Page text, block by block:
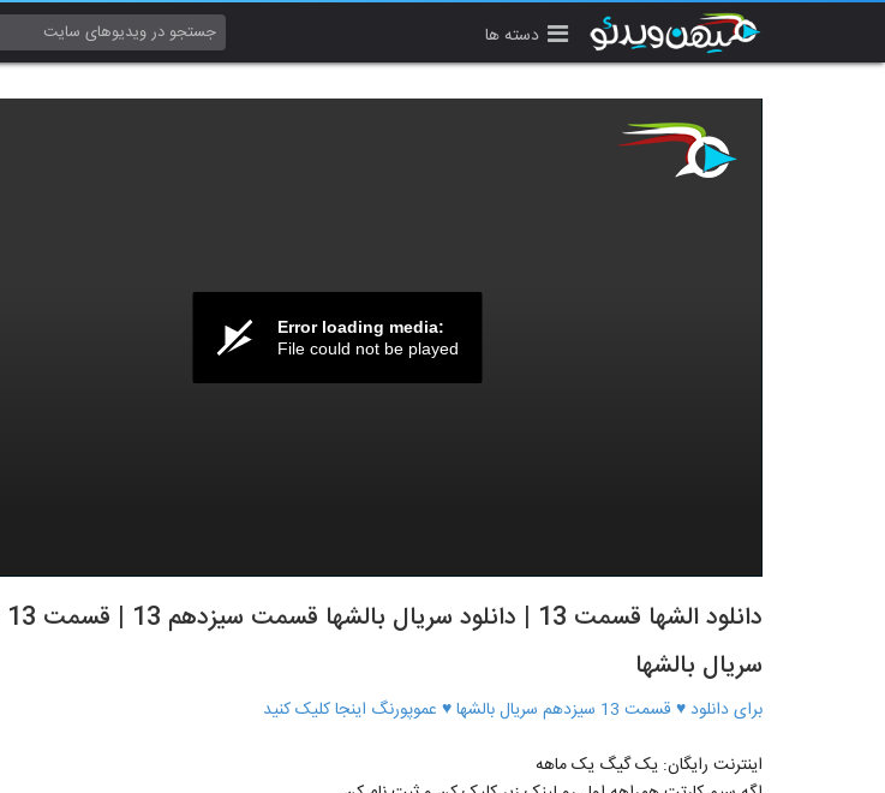
دسته ها
Error loading media:
File could not be played
سریال بالشها
برای دانلود ♥ قسمت 13 سیزدهم سریال بالشها ♥ عموپورنگ اینجا کلیک کنید
اینترنت رایگان: یک گیگ یک ماهه